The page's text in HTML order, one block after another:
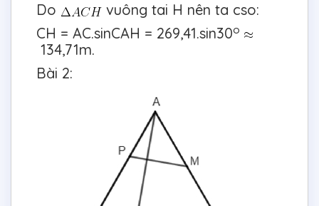
Do
vuông tai H nên ta cso:
CH = AC.sinCAH = 269,41.sin30o
134,71m.
Bài 2: